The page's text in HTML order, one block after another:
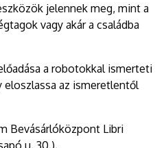
jelennek meg, mint a
vagy akár a családba
a robotokkal ismerteti
eloszlassa az ismeretlentől
Bevásárlóközpont Libri